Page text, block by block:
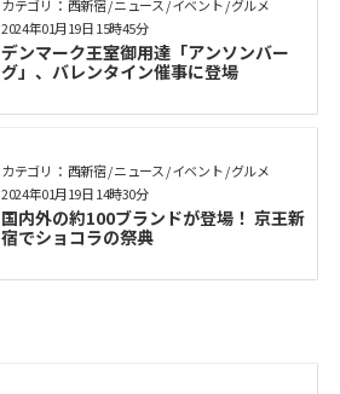
カテゴリ： 西新宿 / ニュース / イベント / グルメ
デンマーク王室御用達「アンソンバー
グ」、バレンタイン催事に登場
2024年01月19日 15時45分
カテゴリ： 西新宿 / ニュース / イベント / グルメ
国内外の約100ブランドが登場！ 京王新
宿でショコラの祭典
2024年01月19日 14時30分